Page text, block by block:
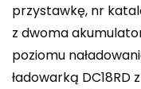
przystawkę, nr
z dwoma
poziomu
ładowarką DC18RD